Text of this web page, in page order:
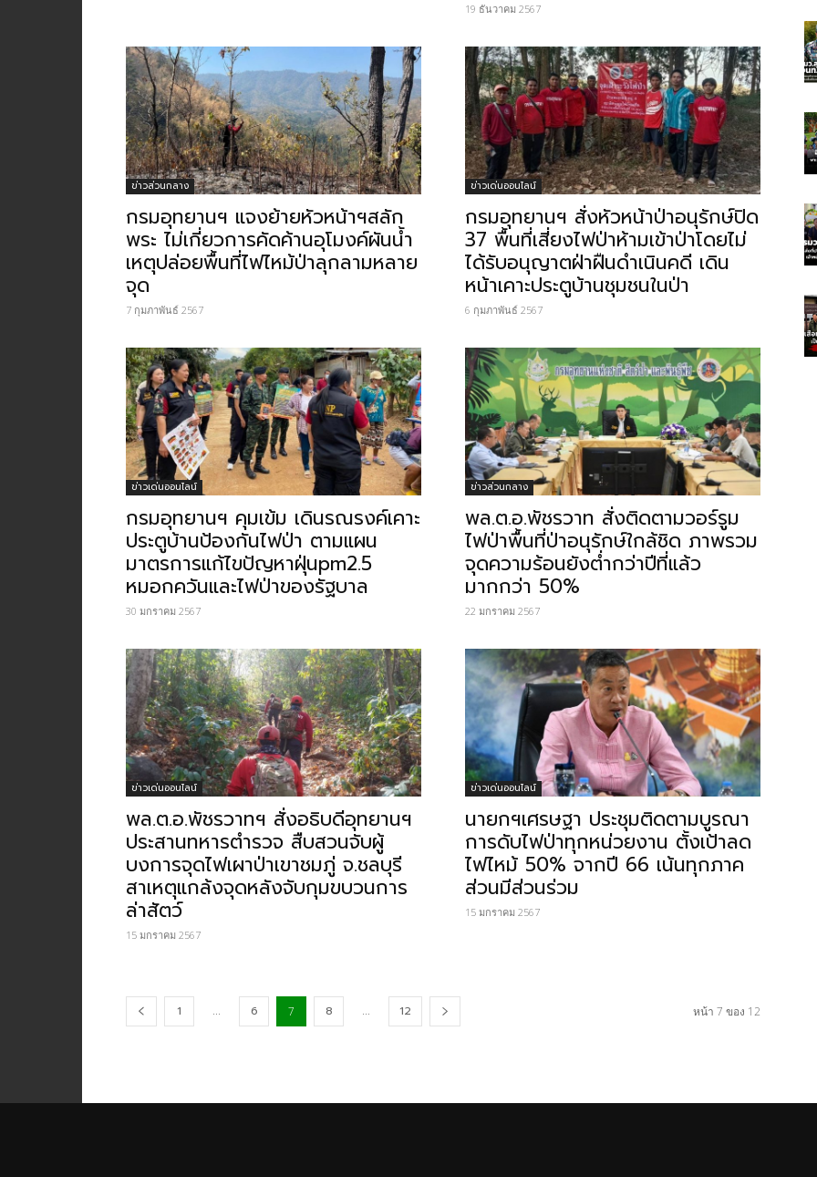
19 ธันวาคม 2567
ข่าวส่วนกลาง
กรมอุทยานฯ แจงย้ายหัวหน้าฯสลัก
พระ ไม่เกี่ยวการคัดค้านอุโมงค์ผันน้ำ
เหตุปล่อยพื้นที่ไฟไหม้ป่าลุกลามหลาย
จุด
7 กุมภาพันธ์ 2567
ข่าวเด่นออนไลน์
กรมอุทยานฯ สั่งหัวหน้าป่าอนุรักษ์ปิด
37 พื้นที่เสี่ยงไฟป่าห้ามเข้าป่าโดยไม่
ได้รับอนุญาตฝ่าฝืนดำเนินคดี เดิน
หน้าเคาะประตูบ้านชุมชนในป่า
6 กุมภาพันธ์ 2567
ข่าวเด่นออนไลน์
กรมอุทยานฯ คุมเข้ม เดินรณรงค์เคาะ
ประตูบ้านป้องกันไฟป่า ตามแผน
มาตรการแก้ไขปัญหาฝุ่นpm2.5
หมอกควันและไฟป่าของรัฐบาล
30 มกราคม 2567
ข่าวส่วนกลาง
พล.ต.อ.พัชรวาท สั่งติดตามวอร์รูม
ไฟป่าพื้นที่ป่าอนุรักษ์ใกล้ชิด ภาพรวม
จุดความร้อนยังต่ำกว่าปีที่แล้ว
มากกว่า 50%
22 มกราคม 2567
ข่าวเด่นออนไลน์
พล.ต.อ.พัชรวาทฯ สั่งอธิบดีอุทยานฯ
ประสานทหารตำรวจ สืบสวนจับผู้
บงการจุดไฟเผาป่าเขาชมภู่ จ.ชลบุรี
สาเหตุแกล้งจุดหลังจับกุมขบวนการ
ล่าสัตว์
15 มกราคม 2567
ข่าวเด่นออนไลน์
นายกฯเศรษฐา ประชุมติดตามบูรณา
การดับไฟป่าทุกหน่วยงาน ตั้งเป้าลด
ไฟไหม้ 50% จากปี 66 เน้นทุกภาค
ส่วนมีส่วนร่วม
15 มกราคม 2567
1 ... 6 7 8 ... 12 หน้า 7 ของ 12